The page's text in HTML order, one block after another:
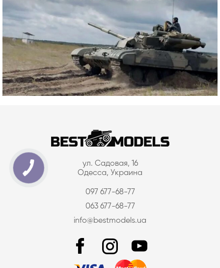
ул. Садовая, 16
Одесса, Украина
097 677-68-77
063 677-68-77
info@bestmodels.ua